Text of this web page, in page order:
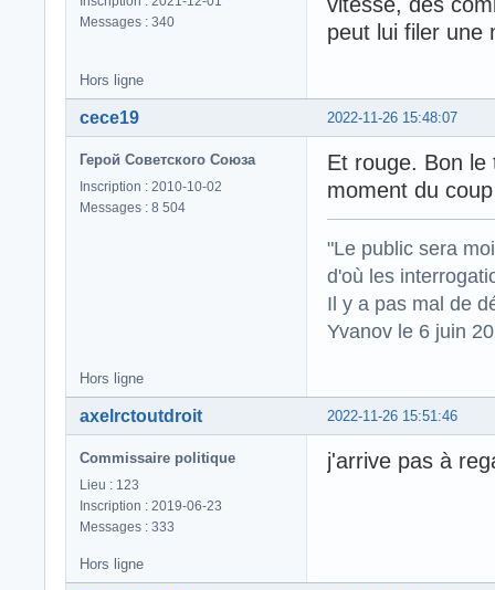
Messages : 340
peut lui filer une
Hors ligne
2022-11-26 15:48:07
cece19
Герой Советского Союза
Inscription : 2010-10-02
Messages : 8 504
Et rouge. Bon le
moment du
"Le public sera
d'où les
Il y a pas mal de
Yvanov le 6 juin
Hors ligne
2022-11-26 15:51:46
axelrctoutdroit
Commissaire politique
Lieu : 123
Inscription : 2019-06-23
Messages : 333
j'arrive pas à
Hors ligne